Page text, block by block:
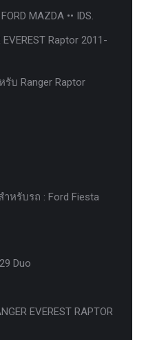
MAZDA •• IDS.
Raptor 2011-
รับ Ranger Raptor
หรับรถ : Ford Fiesta
Duo
EVEREST RAPTOR